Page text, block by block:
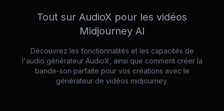
Tout sur AudioX pour les vidéos
Midjourney AI
Découvrez les fonctionnalités et les capacités de
l'audio générateur AudioX, ainsi que comment créer la
bande-son parfaite pour vos créations avec le
générateur de vidéos midjourney.